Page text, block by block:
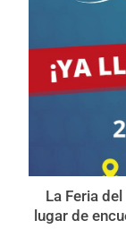
La Feria
lugar de